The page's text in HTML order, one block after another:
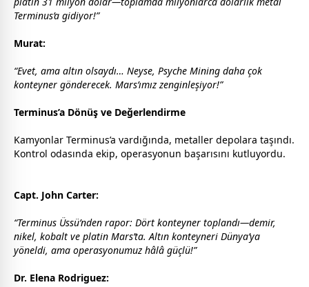
Terminus’a gidiyor!”
Murat:
“Evet, ama altın olsaydı… Neyse, Psyche Mining daha çok
konteyner gönderecek. Mars’ımız zenginleşiyor!”
Terminus’a Dönüş ve Değerlendirme
Kamyonlar Terminus’a vardığında, metaller depolara taşındı.
Kontrol odasında ekip, operasyonun başarısını kutluyordu.
Capt. John Carter:
“Terminus Üssü’nden rapor: Dört konteyner toplandı—demir,
nikel, kobalt ve platin Mars’ta. Altın konteyneri Dünya’ya
yöneldi, ama operasyonumuz hâlâ güçlü!”
Dr. Elena Rodriguez: